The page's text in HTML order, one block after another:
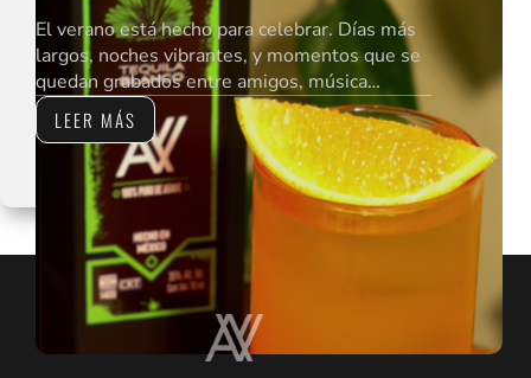
El verano está hecho para celebrar. Días más
largos, noches vibrantes, y momentos que se
quedan grabados entre amigos, música…
LEER MÁS
DALE
SABOR
AL
VERANO
CON
UN
DRINK
COLORIDO:
TEQUILA
SUNRISE